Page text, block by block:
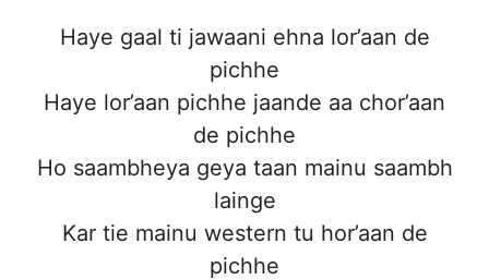
Haye gaal ti jawaani ehna lor’aan de
pichhe
Haye lor’aan pichhe jaande aa chor’aan
de pichhe
Ho saambheya geya taan mainu saambh
lainge
Kar tie mainu western tu hor’aan de
pichhe